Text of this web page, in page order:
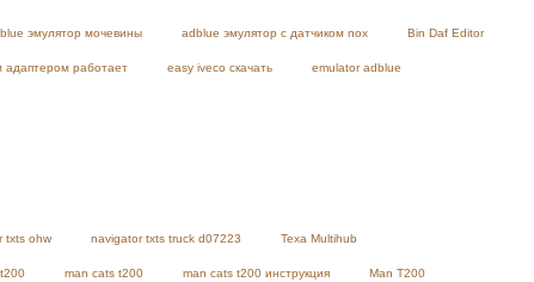
эмулятор мочевины adblue эмулятор с датчиком nox Bin Daf Editor
адаптером работает easy iveco скачать emulator adblue
txts ohw navigator txts truck d07223 Texa Multihub
man cats t200 man cats t200 инструкция Man T200